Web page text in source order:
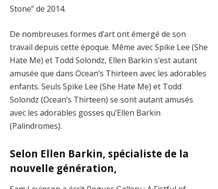
Stone” de 2014.
De nombreuses formes d’art ont émergé de son
travail depuis cette époque. Même avec Spike Lee (She
Hate Me) et Todd Solondz, Ellen Barkin s’est autant
amusée que dans Ocean’s Thirteen avec les adorables
enfants. Seuls Spike Lee (She Hate Me) et Todd
Solondz (Ocean’s Thirteen) se sont autant amusés
avec les adorables gosses qu’Ellen Barkin
(Palindromes).
Selon Ellen Barkin, spécialiste de la
nouvelle génération,